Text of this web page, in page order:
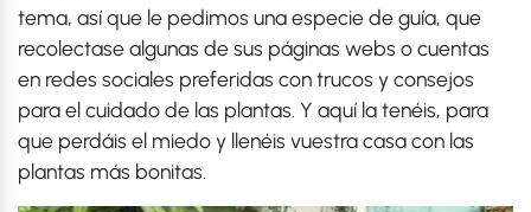
tema, así que le pedimos una especie de guía, que
recolectase algunas de sus páginas webs o cuentas
en redes sociales preferidas con trucos y consejos
para el cuidado de las plantas. Y aquí la tenéis, para
que perdáis el miedo y llenéis vuestra casa con las
plantas más bonitas.